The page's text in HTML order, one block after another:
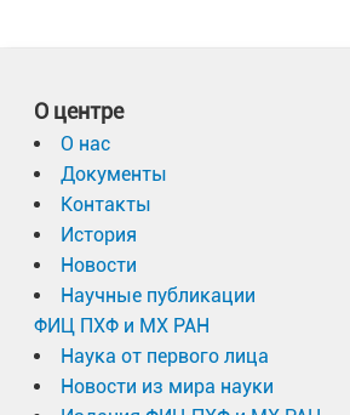
О центре
О нас
Документы
Контакты
История
Новости
Научные публикации
ФИЦ ПХФ и МХ РАН
Наука от первого лица
Новости из мира науки